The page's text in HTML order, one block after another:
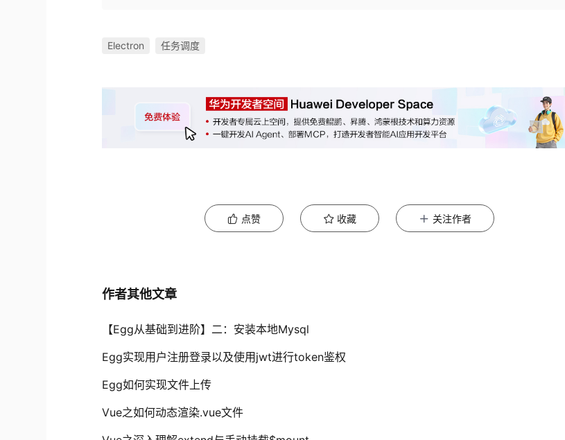
Electron 任务调度
点赞 收藏 关注作者
作者其他文章
【Egg从基础到进阶】二：安装本地Mysql
Egg实现用户注册登录以及使用jwt进行token鉴权
Egg如何实现文件上传
Vue之如何动态渲染.vue文件